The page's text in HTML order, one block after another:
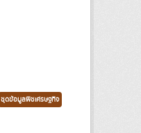
ชุดข้อมูลพืชเศรษฐกิจ